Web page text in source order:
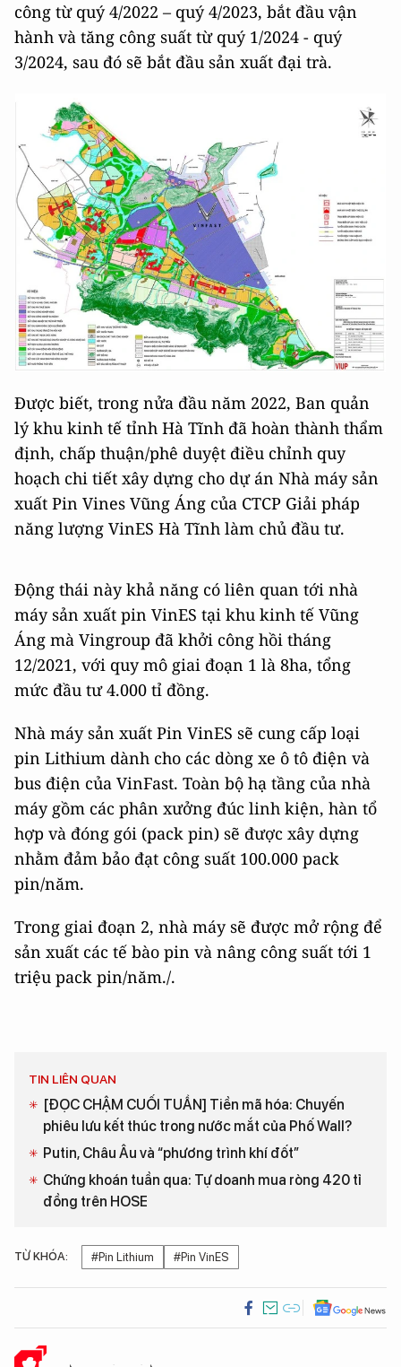
công từ quý 4/2022 – quý 4/2023, bắt đầu vận
hành và tăng công suất từ quý 1/2024 - quý
3/2024, sau đó sẽ bắt đầu sản xuất đại trà.
Được biết, trong nửa đầu năm 2022, Ban quản
lý khu kinh tế tỉnh Hà Tĩnh đã hoàn thành thẩm
định, chấp thuận/phê duyệt điều chỉnh quy
hoạch chi tiết xây dựng cho dự án Nhà máy sản
xuất Pin Vines Vũng Áng của CTCP Giải pháp
năng lượng VinES Hà Tĩnh làm chủ đầu tư.
Động thái này khả năng có liên quan tới nhà
máy sản xuất pin VinES tại khu kinh tế Vũng
Áng mà Vingroup đã khởi công hồi tháng
12/2021, với quy mô giai đoạn 1 là 8ha, tổng
mức đầu tư 4.000 tỉ đồng.
Nhà máy sản xuất Pin VinES sẽ cung cấp loại
pin Lithium dành cho các dòng xe ô tô điện và
bus điện của VinFast. Toàn bộ hạ tầng của nhà
máy gồm các phân xưởng đúc linh kiện, hàn tổ
hợp và đóng gói (pack pin) sẽ được xây dựng
nhằm đảm bảo đạt công suất 100.000 pack
pin/năm.
Trong giai đoạn 2, nhà máy sẽ được mở rộng để
sản xuất các tế bào pin và nâng công suất tới 1
triệu pack pin/năm./.
TIN LIÊN QUAN
[ĐỌC CHẬM CUỐI TUẦN] Tiền mã hóa: Chuyến
phiêu lưu kết thúc trong nước mắt của Phố Wall?
Putin, Châu Âu và “phương trình khí đốt”
Chứng khoán tuần qua: Tự doanh mua ròng 420 tỉ
đồng trên HOSE
TỪ KHÓA: #Pin Lithium #Pin VinES